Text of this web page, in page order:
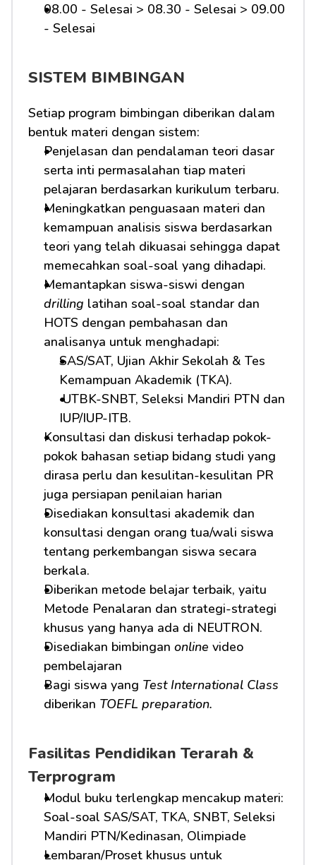
08.00 - Selesai > 08.30 - Selesai > 09.00
- Selesai
SISTEM BIMBINGAN
Setiap program bimbingan diberikan dalam
bentuk materi dengan sistem:
Penjelasan dan pendalaman teori dasar
serta inti permasalahan tiap materi
pelajaran berdasarkan kurikulum terbaru.
Meningkatkan penguasaan materi dan
kemampuan analisis siswa berdasarkan
teori yang telah dikuasai sehingga dapat
memecahkan soal-soal yang dihadapi.
drilling latihan soal-soal standar dan
HOTS dengan pembahasan dan
analisanya untuk menghadapi:
SAS/SAT, Ujian Akhir Sekolah & Tes
Kemampuan Akademik (TKA).
UTBK-SNBT, Seleksi Mandiri PTN dan
IUP/IUP-ITB.
Konsultasi dan diskusi terhadap pokok-
pokok bahasan setiap bidang studi yang
dirasa perlu dan kesulitan-kesulitan PR
juga persiapan penilaian harian
Disediakan konsultasi akademik dan
konsultasi dengan orang tua/wali siswa
tentang perkembangan siswa secara
berkala.
Diberikan metode belajar terbaik, yaitu
Metode Penalaran dan strategi-strategi
khusus yang hanya ada di NEUTRON.
Disediakan bimbingan online video
pembelajaran
Bagi siswa yang Test International Class
diberikan TOEFL preparation.
Fasilitas Pendidikan Terarah &
Terprogram
Modul buku terlengkap mencakup materi:
Soal-soal SAS/SAT, TKA, SNBT, Seleksi
Mandiri PTN/Kedinasan, Olimpiade
Lembaran/Proset khusus untuk